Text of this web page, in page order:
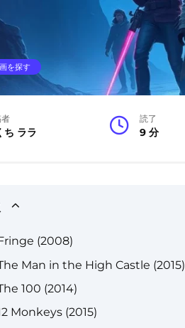
を探す
ち ララ
読了
9 分
(2008)
Man in the High Castle (2015)
100 (2014)
Monkeys (2015)